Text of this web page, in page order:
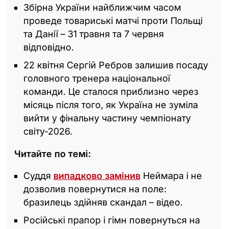
Збірна України найближчим часом
проведе товариські матчі проти Польщі
та Данії – 31 травня та 7 червня
відповідно.
22 квітня Сергій Ребров залишив посаду
головного тренера національної
команди. Це сталося приблизно через
місяць після того, як Україна не зуміла
вийти у фінальну частину чемпіонату
світу-2026.
Читайте по темі:
Суддя випадково замінив Неймара і не
дозволив повернутися на поле:
бразилець здійняв скандал – відео.
Російські прапор і гімн повернуться на